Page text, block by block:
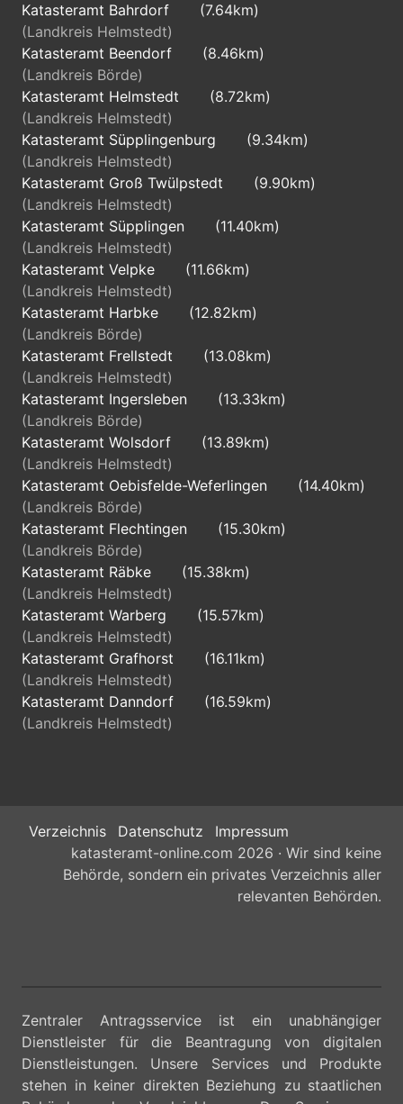
Katasteramt Bahrdorf
(7.64km)
(Landkreis Helmstedt)
Katasteramt Beendorf
(8.46km)
(Landkreis Börde)
Katasteramt Helmstedt
(8.72km)
(Landkreis Helmstedt)
Katasteramt Süpplingenburg
(9.34km)
(Landkreis Helmstedt)
Katasteramt Groß Twülpstedt
(9.90km)
(Landkreis Helmstedt)
Katasteramt Süpplingen
(11.40km)
(Landkreis Helmstedt)
Katasteramt Velpke
(11.66km)
(Landkreis Helmstedt)
Katasteramt Harbke
(12.82km)
(Landkreis Börde)
Katasteramt Frellstedt
(13.08km)
(Landkreis Helmstedt)
Katasteramt Ingersleben
(13.33km)
(Landkreis Börde)
Katasteramt Wolsdorf
(13.89km)
(Landkreis Helmstedt)
Katasteramt Oebisfelde-Weferlingen
(14.40km)
(Landkreis Börde)
Katasteramt Flechtingen
(15.30km)
(Landkreis Börde)
Katasteramt Räbke
(15.38km)
(Landkreis Helmstedt)
Katasteramt Warberg
(15.57km)
(Landkreis Helmstedt)
Katasteramt Grafhorst
(16.11km)
(Landkreis Helmstedt)
Katasteramt Danndorf
(16.59km)
(Landkreis Helmstedt)
Verzeichnis Datenschutz
Impressum
katasteramt-online.com 2026 · Wir sind keine
Behörde, sondern ein privates Verzeichnis aller
relevanten Behörden.
Zentraler Antragsservice ist ein unabhängiger
Dienstleister für die Beantragung von digitalen
Dienstleistungen. Unsere Services und Produkte
stehen in keiner direkten Beziehung zu staatlichen